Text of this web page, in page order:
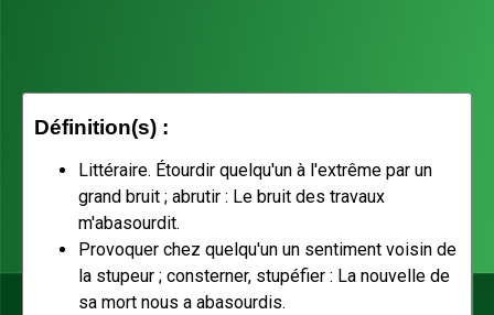
Définition(s) :
Littéraire. Étourdir quelqu'un à l'extrême par un
grand bruit ; abrutir : Le bruit des travaux
m'abasourdit.
Provoquer chez quelqu'un un sentiment voisin de
la stupeur ; consterner, stupéfier : La nouvelle de
sa mort nous a abasourdis.